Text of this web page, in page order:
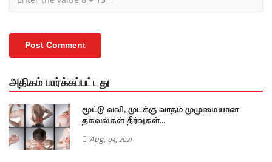
அதிகம் பார்க்கப்பட்டது
மூட்டு வலி, முடக்கு வாதம் முழுமையான
தகவல்கள் தீர்வுகள்...
Aug, 04, 2021